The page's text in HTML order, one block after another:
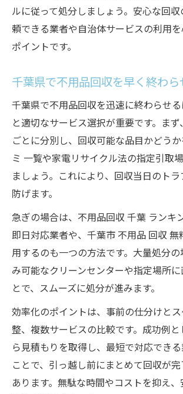
ルに従って処分しましょう。安心な回
頼できる業者や自治体サービスの利用
ポイントです。
千葉県で不用品回収を早く終わ
千葉県で不用品回収を迅速に終わらせ
と適切なサービス選択が重要です。ま
ごとに分別し、回収可能な品目かどう
ミ 一覧や家電リサイクル法の指定引取
ましょう。これにより、回収当日のト
防げます。
急ぎの場合は、不用品回収 千葉 ランキ
即日対応業者や、千葉市 不用品 回収
用するのも一つの方法です。大量処分
み可能なクリーンセンターや指定場所
とで、スムーズに処分が進みます。
効率化のポイントは、事前の仕分けと
整、複数サービスの比較です。成功例
ら見積もりを取得し、最短で対応でき
ことで、引っ越し前にまとめて回収が
あります。無駄な時間やコストを抑え